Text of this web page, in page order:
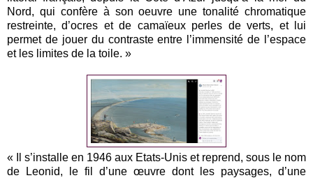
Nord, qui confère à son oeuvre une tonalité chromatique
restreinte, d’ocres et de camaïeux perles de verts, et lui
permet de jouer du contraste entre l’immensité de l’espace
et les limites de la toile. »
« Il s’installe en 1946 aux Etats-Unis et reprend, sous le nom
de Leonid, le fil d’une œuvre dont les paysages, d’une